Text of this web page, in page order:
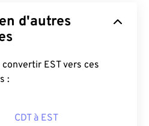
d'autres
EST vers ces
:
CDT à EST